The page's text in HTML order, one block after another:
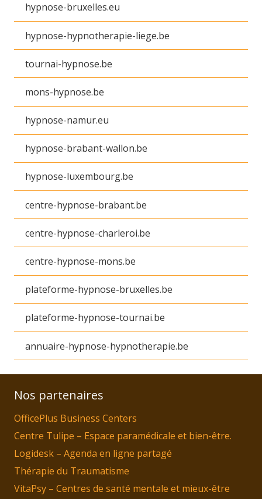
hypnose-bruxelles.eu
hypnose-hypnotherapie-liege.be
tournai-hypnose.be
mons-hypnose.be
hypnose-namur.eu
hypnose-brabant-wallon.be
hypnose-luxembourg.be
centre-hypnose-brabant.be
centre-hypnose-charleroi.be
centre-hypnose-mons.be
plateforme-hypnose-bruxelles.be
plateforme-hypnose-tournai.be
annuaire-hypnose-hypnotherapie.be
Nos partenaires
OfficePlus Business Centers
Centre Tulipe – Espace paramédicale et bien-être.
Logidesk – Agenda en ligne partagé
Thérapie du Traumatisme
VitaPsy – Centres de santé mentale et mieux-être